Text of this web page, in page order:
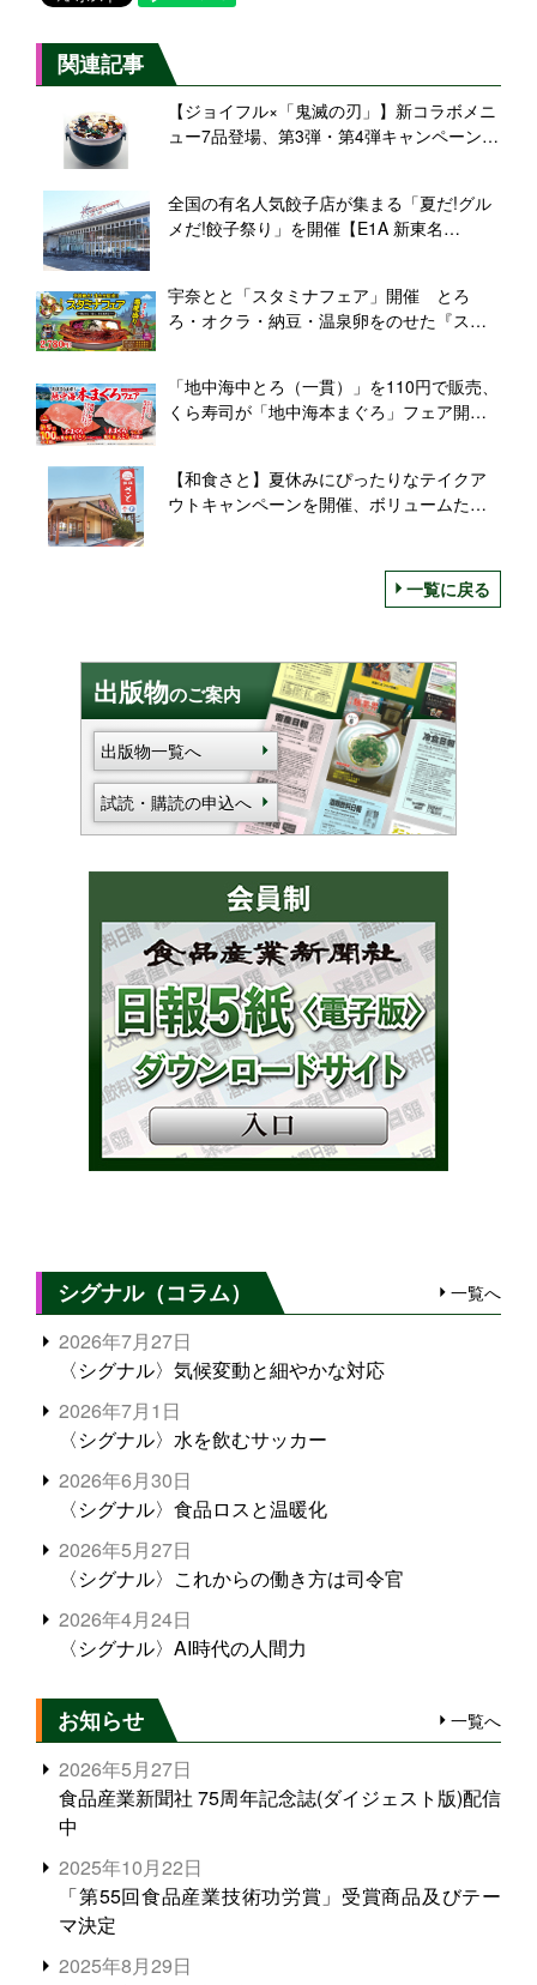
関連記事
【ジョイフル×「鬼滅の刃」】新コラボメニ
ュー7品登場、第3弾・第4弾キャンペーンを
全国の有名人気餃子店が集まる「夏だ!グル
メだ!餃子祭り」を開催【E1A 新東名
宇奈とと「スタミナフェア」開催 とろ
ろ・オクラ・納豆・温泉卵をのせた『スタ
「地中海中とろ（一貫）」を110円で販売、
くら寿司が「地中海本まぐろ」フェア開
【和食さと】夏休みにぴったりなテイクア
ウトキャンペーンを開催、ボリュームたっ
一覧に戻る
出版物のご案内
出版物一覧へ
試読・購読の申込へ
シグナル（コラム） 一覧へ
2026年7月27日
〈シグナル〉気候変動と細やかな対応
2026年7月1日
〈シグナル〉水を飲むサッカー
2026年6月30日
〈シグナル〉食品ロスと温暖化
2026年5月27日
〈シグナル〉これからの働き方は司令官
2026年4月24日
〈シグナル〉AI時代の人間力
お知らせ 一覧へ
2026年5月27日
食品産業新聞社 75周年記念誌(ダイジェスト版)配信
中
2025年10月22日
「第55回食品産業技術功労賞」受賞商品及びテー
マ決定
2025年8月29日